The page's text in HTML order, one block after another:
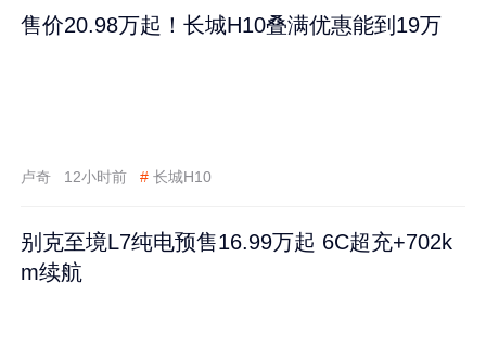
售价20.98万起！长城H10叠满优惠能到19万
卢奇 12小时前 # 长城H10
别克至境L7纯电预售16.99万起 6C超充+702k
m续航